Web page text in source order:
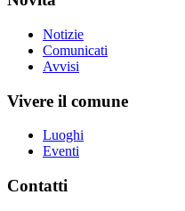
Notizie
Comunicati
Avvisi
Vivere il comune
Luoghi
Eventi
Contatti